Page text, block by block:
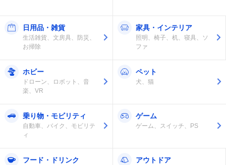
日用品・雑貨
生活雑貨、文房具、防災、
お掃除
家具・インテリア
照明、椅子、机、寝具、ソ
ファ
ホビー
ドローン、ロボット、音
楽、VR
ペット
犬、猫
乗り物・モビリティ
自動車、バイク、モビリテ
ィ
ゲーム
ゲーム、スイッチ、PS
フード・ドリンク アウトドア